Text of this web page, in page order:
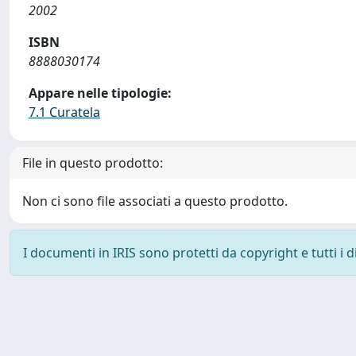
2002
ISBN
8888030174
Appare nelle tipologie:
7.1 Curatela
File in questo prodotto:
Non ci sono file associati a questo prodotto.
I documenti in IRIS sono protetti da copyright e tutti i